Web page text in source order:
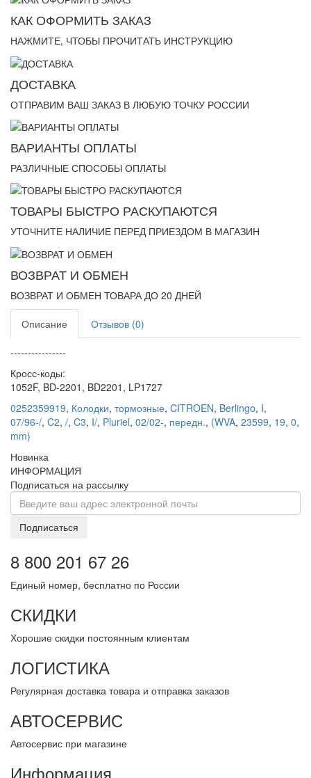
КАК ОФОРМИТЬ ЗАКАЗ
НАЖМИТЕ, ЧТОБЫ ПРОЧИТАТЬ ИНСТРУКЦИЮ
ДОСТАВКА
ОТПРАВИМ ВАШ ЗАКАЗ В ЛЮБУЮ ТОЧКУ РОССИИ
ВАРИАНТЫ ОПЛАТЫ
РАЗЛИЧНЫЕ СПОСОБЫ ОПЛАТЫ
ТОВАРЫ БЫСТРО РАСКУПАЮТСЯ
УТОЧНИТЕ НАЛИЧИЕ ПЕРЕД ПРИЕЗДОМ В МАГАЗИН
ВОЗВРАТ И ОБМЕН
ВОЗВРАТ И ОБМЕН ТОВАРА ДО 20 ДНЕЙ
Описание Отзывов (0)
----------------
Кросс-коды:
1052F, BD-2201, BD2201, LP1727
0252359919, Колодки, тормозные, CITROEN, Berlingo, I,
07/96-/, C2, /, C3, I/, Pluriel, 02/02-, передн., (WVA, 23599, 19, 0,
mm)
Новинка
ИНФОРМАЦИЯ
Подписаться на рассылку
Подписаться
8 800 201 67 26
Единый номер, бесплатно по России
СКИДКИ
Хорошие скидки постоянным клиентам
ЛОГИСТИКА
Регулярная доставка товара и отправка заказов
АВТОСЕРВИС
Автосервис при магазине
Информация